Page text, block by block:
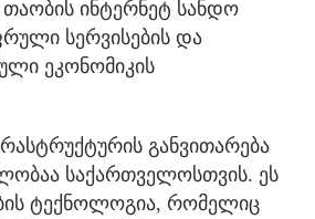
თაობის ინტერნეტ სანდო
სერვისების და
ეკონომიკის
განვითარება
საქართველოსთვის. ეს
ტექნოლოგია, რომელიც